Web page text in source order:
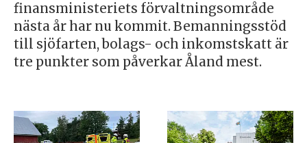
finansministeriets förvaltningsområde
nästa år har nu kommit. Bemanningsstöd
till sjöfarten, bolags- och inkomstskatt är
tre punkter som påverkar Åland mest.